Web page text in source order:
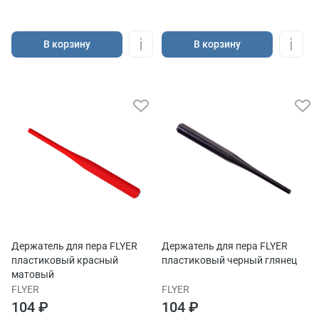
В корзину В корзину
Держатель для пера FLYER
пластиковый красный
матовый
FLYER
104 ₽
Держатель для пера FLYER
пластиковый черный глянец
FLYER
104 ₽